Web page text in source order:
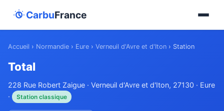
CarbuFrance
Accueil › Normandie › Eure › Verneuil d'Avre et d'Iton › Station
Total
228 Rue Robert Zaigue · Verneuil d'Avre et d'Iton, 27130 · Eure
·
Station classique